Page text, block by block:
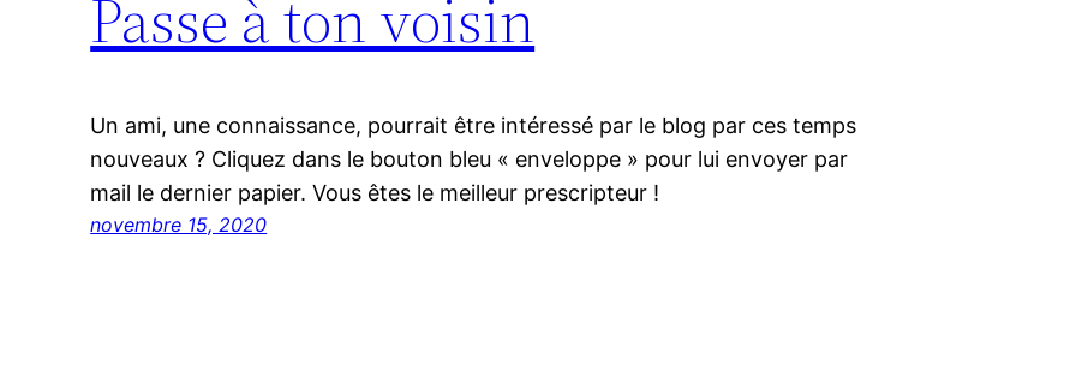
Passe à ton voisin
Un ami, une connaissance, pourrait être intéressé par le blog par ces temps
nouveaux ? Cliquez dans le bouton bleu « enveloppe » pour lui envoyer par
mail le dernier papier. Vous êtes le meilleur prescripteur !
novembre 15, 2020